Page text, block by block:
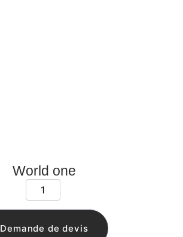
World one
Demande de devis